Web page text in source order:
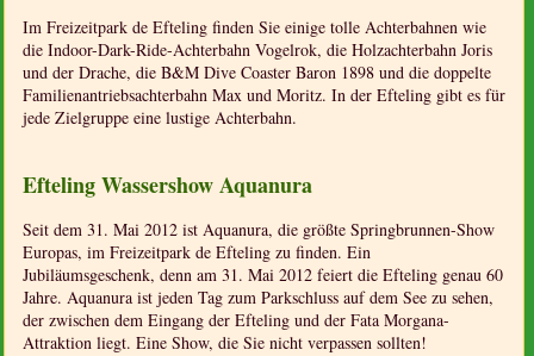
Im Freizeitpark de Efteling finden Sie einige tolle Achterbahnen wie
die Indoor-Dark-Ride-Achterbahn Vogelrok, die Holzachterbahn Joris
und der Drache, die B&M Dive Coaster Baron 1898 und die doppelte
Familienantriebsachterbahn Max und Moritz. In der Efteling gibt es für
jede Zielgruppe eine lustige Achterbahn.
Efteling Wassershow Aquanura
Seit dem 31. Mai 2012 ist Aquanura, die größte Springbrunnen-Show
Europas, im Freizeitpark de Efteling zu finden. Ein
Jubiläumsgeschenk, denn am 31. Mai 2012 feiert die Efteling genau 60
Jahre. Aquanura ist jeden Tag zum Parkschluss auf dem See zu sehen,
der zwischen dem Eingang der Efteling und der Fata Morgana-
Attraktion liegt. Eine Show, die Sie nicht verpassen sollten!